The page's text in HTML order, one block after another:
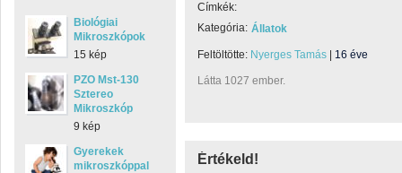
Biológiai
Mikroszkópok
15 kép
PZO Mst-130
Sztereo
Mikroszkóp
9 kép
Gyerekek
mikroszkóppal
Címkék:
Kategória: Állatok
Feltöltötte: Nyerges Tamás 16 éve
Látta 1027 ember.
Értékeld!